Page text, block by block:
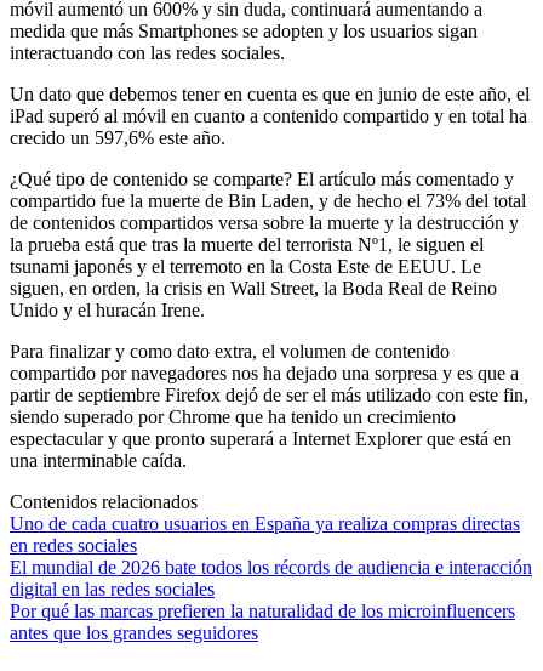
móvil aumentó un 600% y sin duda, continuará aumentando a
medida que más Smartphones se adopten y los usuarios sigan
interactuando con las redes sociales.
Un dato que debemos tener en cuenta es que en junio de este año, el
iPad superó al móvil en cuanto a contenido compartido y en total ha
crecido un 597,6% este año.
¿Qué tipo de contenido se comparte? El artículo más comentado y
compartido fue la muerte de Bin Laden, y de hecho el 73% del total
de contenidos compartidos versa sobre la muerte y la destrucción y
la prueba está que tras la muerte del terrorista Nº1, le siguen el
tsunami japonés y el terremoto en la Costa Este de EEUU. Le
siguen, en orden, la crisis en Wall Street, la Boda Real de Reino
Unido y el huracán Irene.
Para finalizar y como dato extra, el volumen de contenido
compartido por navegadores nos ha dejado una sorpresa y es que a
partir de septiembre Firefox dejó de ser el más utilizado con este fin,
siendo superado por Chrome que ha tenido un crecimiento
espectacular y que pronto superará a Internet Explorer que está en
una interminable caída.
Contenidos relacionados
Uno de cada cuatro usuarios en España ya realiza compras directas
en redes sociales
El mundial de 2026 bate todos los récords de audiencia e interacción
digital en las redes sociales
Por qué las marcas prefieren la naturalidad de los microinfluencers
antes que los grandes seguidores